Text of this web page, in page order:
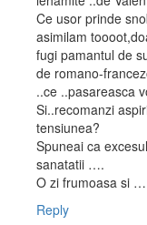
Ce usor prinde
asimilam
fugi pamantul de
de romano-
..ce ..pasareasca
Si..recomanzi
tensiunea?
Spuneai ca
sanatatii ….
O zi frumoasa si
Reply